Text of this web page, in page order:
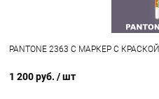
PANTONE 2363 C МАРКЕР С КРАСКОЙ
1 200 руб. / шт